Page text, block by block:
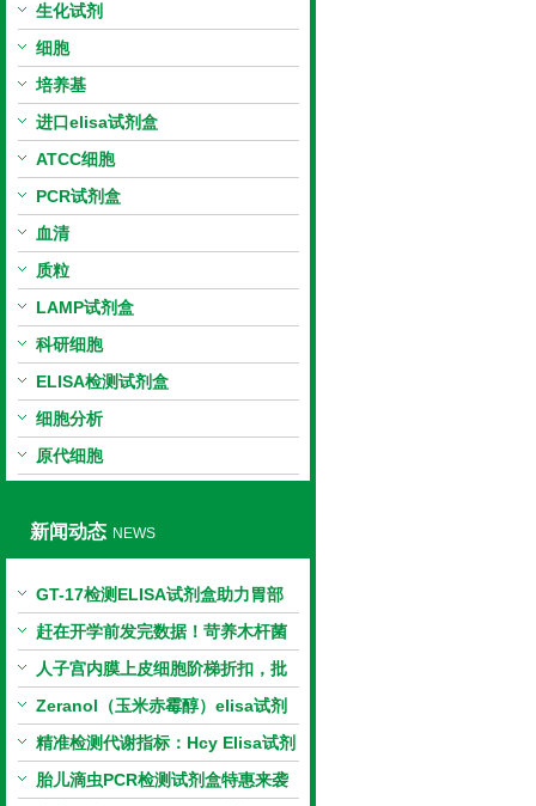
生化试剂
细胞
培养基
进口elisa试剂盒
ATCC细胞
PCR试剂盒
血清
质粒
LAMP试剂盒
科研细胞
ELISA检测试剂盒
细胞分析
原代细胞
新闻动态 NEWS
GT-17检测ELISA试剂盒助力胃部
相关指标样本定量研究
赶在开学前发完数据！苛养木杆菌
PCR检测试剂盒暑假优惠开启
人子宫内膜上皮细胞阶梯折扣，批
量更划算
Zeranol（玉米赤霉醇）elisa试剂
盒特惠
精准检测代谢指标：Hcy Elisa试剂
盒的科研应用与技术特点
胎儿滴虫PCR检测试剂盒特惠来袭